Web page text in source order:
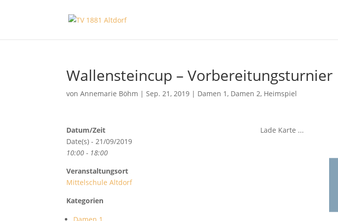
Wallensteincup – Vorbereitungsturnier
vonAnnemarie Böhm |Sep. 21, 2019 | Damen 1, Damen 2, Heimspiel
Lade Karte ...
Datum/Zeit
Date(s) - 21/09/2019
10:00 - 18:00
Veranstaltungsort
Mittelschule Altdorf
Kategorien